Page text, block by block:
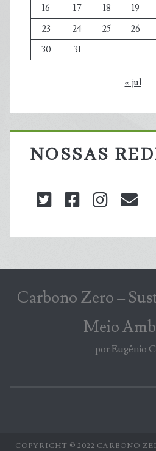
16
17 18 19
23
24 25 26
30
31
« jul
NOSSAS
twitterfacebook
Carbono Zero –
Meio
por Eugênio
COPYRIGHT © 2022 CARBONO